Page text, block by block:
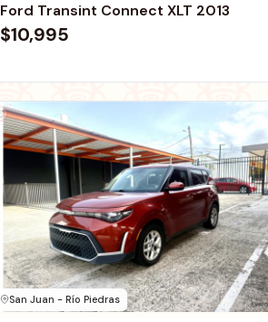
Ford Transint Connect XLT 2013
$10,995
San Juan - Río Piedras